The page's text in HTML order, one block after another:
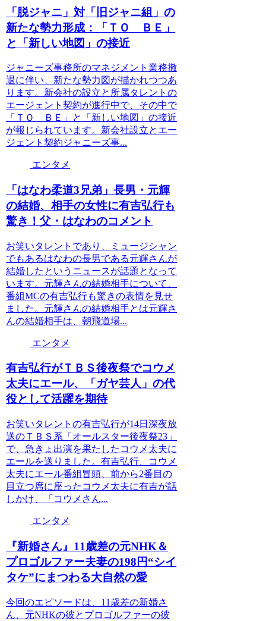
「脱ジャニ」対「旧ジャニ組」の
新たな勢力形成：「ＴＯ ＢＥ」
と「新しい地図」の接近
ジャニーズ事務所のマネジメント業務撤
退に伴い、新たな勢力図が描かれつつあ
ります。新会社の設立と所属タレントの
エージェント契約が進行中で、その中で
「ＴＯ ＢＥ」と「新しい地図」の接近
が報じられています。新会社設立とエー
ジェント契約ジャニーズ事...
エンタメ
「はなわ柔道3兄弟」長男・元輝
の結婚、相手の女性に有吉弘行も
驚き！父・はなわのコメント
お笑いタレントであり、ミュージシャン
でもあるはなわの長男である元輝さんが
結婚したというニュースが話題となって
います。元輝さんの結婚相手について、
番組MCの有吉弘行も驚きの表情を見せ
ました。元輝さんの結婚相手とは元輝さ
んの結婚相手は、朝飛道場...
エンタメ
有吉弘行がＴＢＳ後夜祭でコウメ
太夫にエール、「ガヤ芸人」の代
役として活躍を期待
お笑いタレントの有吉弘行が14日深夜放
送のＴＢＳ系「オールスター後夜祭23」
で、急きょ出演を果たしたコウメ太夫に
エールを送りました。有吉弘行、コウメ
太夫にエール番組冒頭、前から2番目の
目立つ席に座ったコウメ太夫に有吉が話
しかけ、「コウメさん...
エンタメ
『新婚さん』11歳差の元NHK＆
プロゴルファー夫妻の198円“シイ
タケ”にまつわる大自然の愛
今回のエピソードは、11歳差の新婚さ
ん、元NHKの彼とプロゴルファーの彼